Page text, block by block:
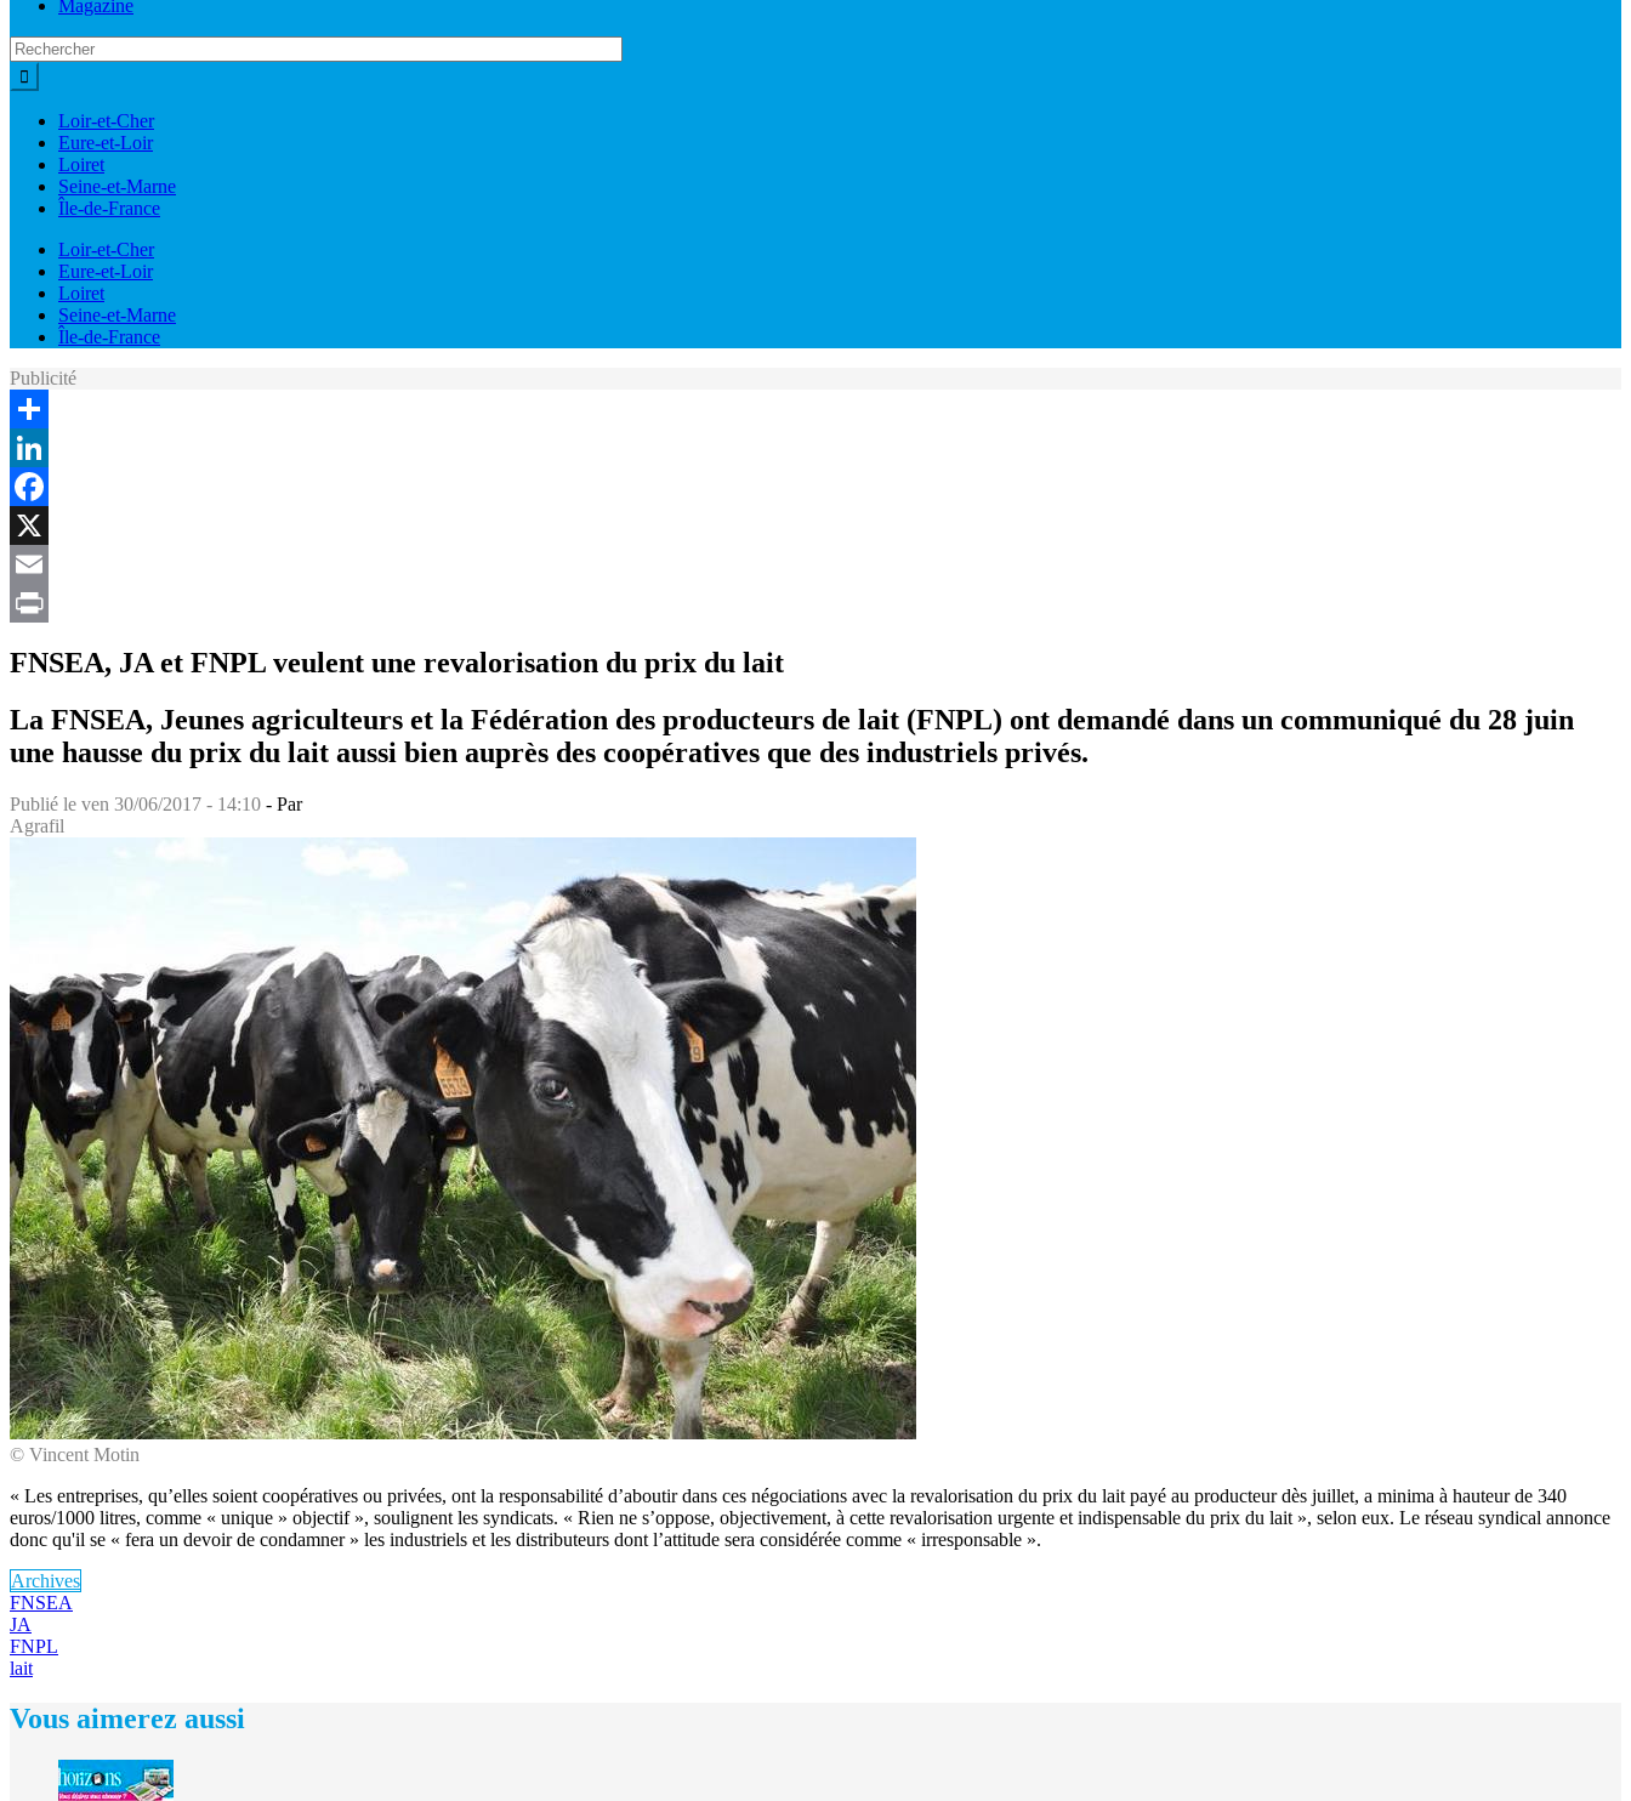
Magazine
Loir-et-Cher
Eure-et-Loir
Loiret
Seine-et-Marne
Île-de-France
Loir-et-Cher
Eure-et-Loir
Loiret
Seine-et-Marne
Île-de-France
Publicité
Share
LinkedIn
Facebook
X
Email
FNSEA, JA et FNPL veulent une revalorisation du prix du lait
La FNSEA, Jeunes agriculteurs et la Fédération des producteurs de lait (FNPL) ont demandé dans un communiqué du 28 juin
une hausse du prix du lait aussi bien auprès des coopératives que des industriels privés.
Publié le ven 30/06/2017 - 14:10 - Par
Agrafil
© Vincent Motin
« Les entreprises, qu’elles soient coopératives ou privées, ont la responsabilité d’aboutir dans ces négociations avec la revalorisation du prix du lait payé au producteur dès juillet, a minima à hauteur de 340
euros/1000 litres, comme « unique » objectif », soulignent les syndicats. « Rien ne s’oppose, objectivement, à cette revalorisation urgente et indispensable du prix du lait », selon eux. Le réseau syndical annonce
donc qu'il se « fera un devoir de condamner » les industriels et les distributeurs dont l’attitude sera considérée comme « irresponsable ».
Archives
FNSEA
JA
FNPL
lait
Vous aimerez aussi